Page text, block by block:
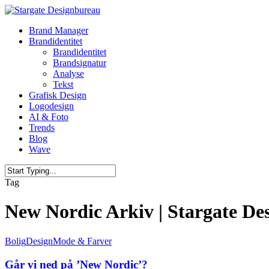
Skip
main
content
Menu
Brand Manager
Brandidentitet
Brandidentitet
Brandsignatur
Analyse
Tekst
Grafisk Design
Logodesign
AI & Foto
Trends
Blog
Wave
Close
Tag
New Nordic Arkiv | Stargate
BoligDesignMode & Farver
Går vi ned på ’New Nordic’?